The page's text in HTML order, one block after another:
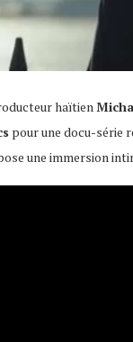
haïtien
pour une docu-série
une immersion